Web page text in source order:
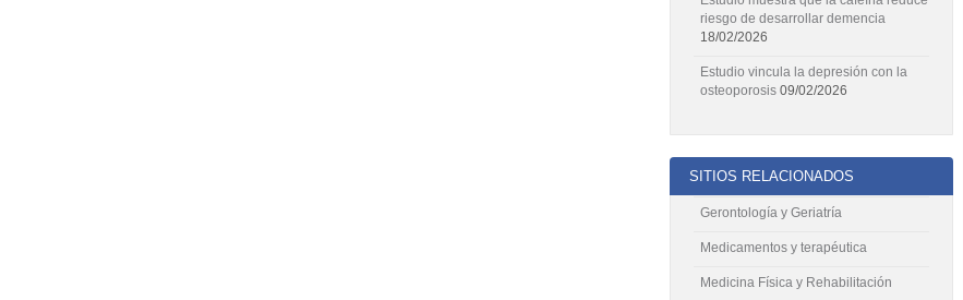
riesgo de desarrollar demencia
18/02/2026
Estudio vincula la depresión con la
osteoporosis 09/02/2026
SITIOS RELACIONADOS
Gerontología y Geriatría
Medicamentos y terapéutica
Medicina Física y Rehabilitación